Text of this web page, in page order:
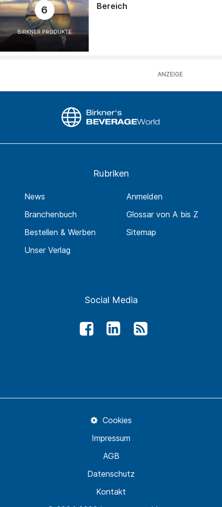
6
BIRKNER PRODUKTE
Bereich
Rubriken
News
Branchenbuch
Bestellen & Werben
Unser Verlag
Anmelden
Glossar von A bis Z
Sitemap
Social Media
Kontakt
Datenschutz
AGB
Impressum
Cookies